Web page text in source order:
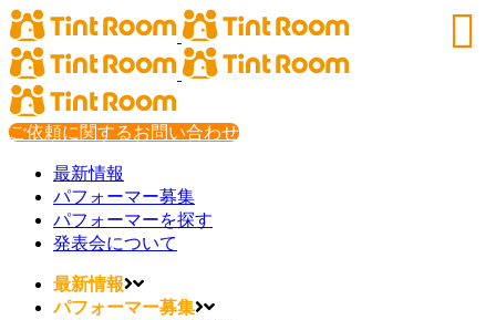
ご依頼に関するお問い合わせ
最新情報
パフォーマー募集
パフォーマーを探す
発表会について
最新情報
パフォーマー募集